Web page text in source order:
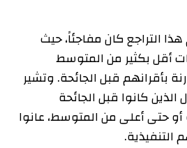
التراجع كان مفاجئاً، حيث
أقل بكثير من المتوسط
بأقرانهم قبل الجائحة. وتشير
الذين كانوا قبل الجائحة
حتى أعلى من المتوسط، عانوا
التنفيذية.